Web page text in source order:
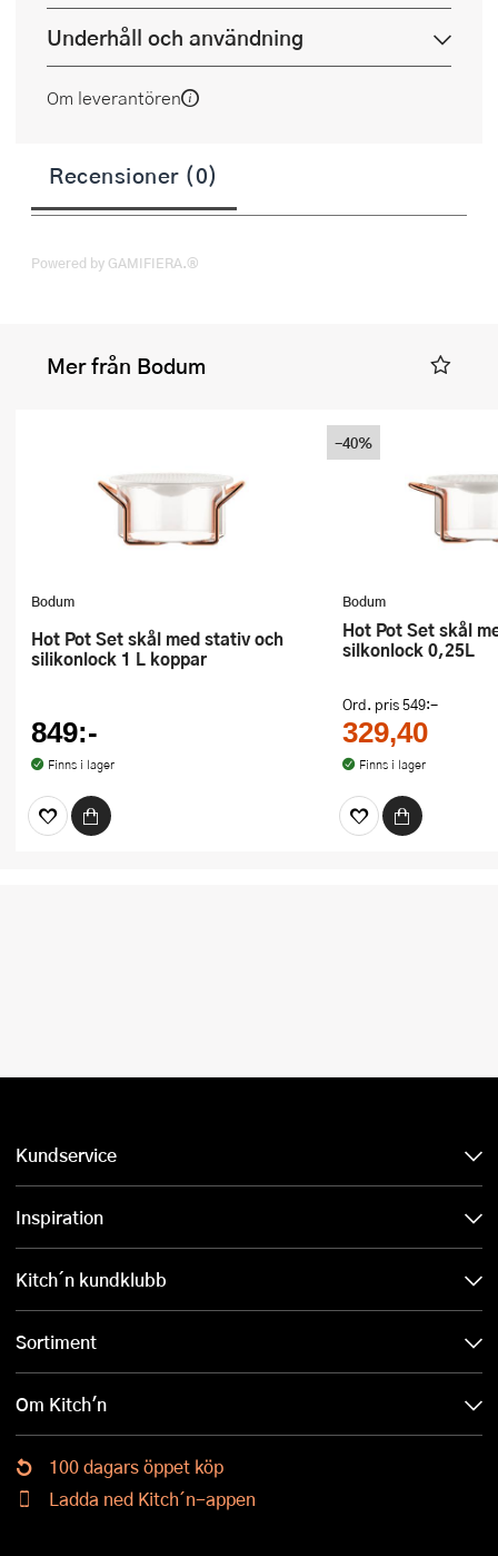
Underhåll och användning
Om leverantören
Recensioner (0)
Powered by GAMIFIERA.®
Mer från Bodum
Bodum
Hot Pot Set skål med stativ och
silikonlock 1 L koppar
849:-
Finns i lager
Bodum
Hot Pot Set skål med stativ och
silkonlock 0,25L
Ord. pris549:-
329,40
Finns i lager
-40%
Kundservice
Inspiration
Kitch´n kundklubb
Sortiment
Om Kitch'n
100 dagars öppet köp
Ladda ned Kitch´n-appen